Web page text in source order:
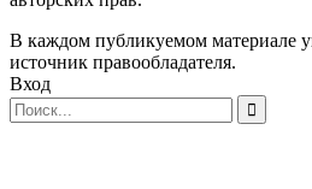
В каждом публикуемом материале
источник правообладателя.
Вход